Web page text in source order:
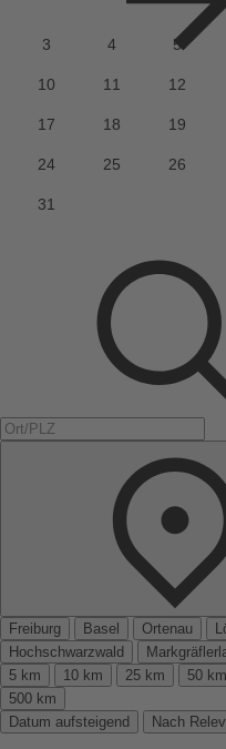
Freiburg
Basel Ortenau
Hochschwarzwald
5 km
10 km 25 km 50 km
500 km
Datum aufsteigend
Nach